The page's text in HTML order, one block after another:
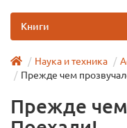
Книги
Наука и техника
Прежде чем
Прежде